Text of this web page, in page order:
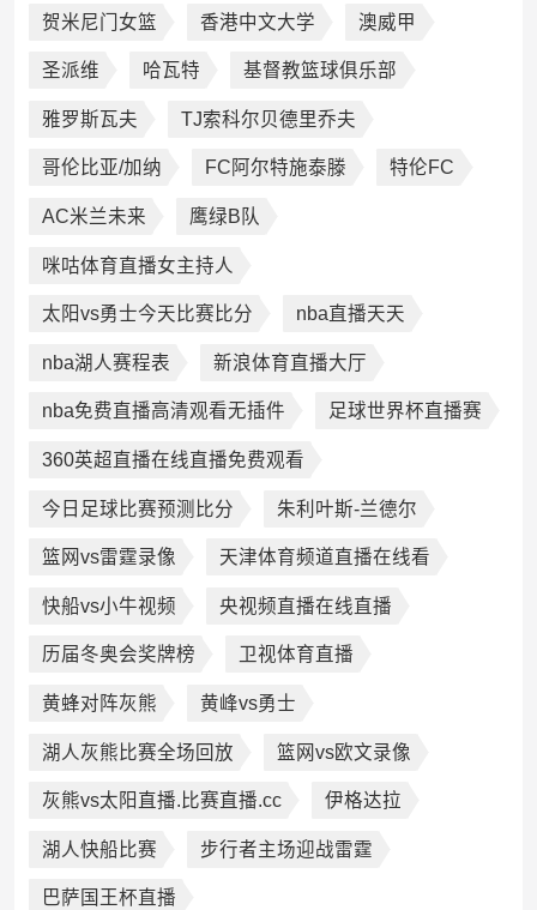
贺米尼门女篮 香港中文大学 澳威甲
圣派维 哈瓦特 基督教篮球俱乐部
雅罗斯瓦夫 TJ索科尔贝德里乔夫
哥伦比亚/加纳 FC阿尔特施泰滕 特伦FC
AC米兰未来 鹰绿B队
咪咕体育直播女主持人
太阳vs勇士今天比赛比分 nba直播天天
nba湖人赛程表 新浪体育直播大厅
nba免费直播高清观看无插件 足球世界杯直播赛
360英超直播在线直播免费观看
今日足球比赛预测比分 朱利叶斯-兰德尔
篮网vs雷霆录像 天津体育频道直播在线看
快船vs小牛视频 央视频直播在线直播
历届冬奥会奖牌榜 卫视体育直播
黄蜂对阵灰熊 黄峰vs勇士
湖人灰熊比赛全场回放 篮网vs欧文录像
灰熊vs太阳直播.比赛直播.cc 伊格达拉
湖人快船比赛 步行者主场迎战雷霆
巴萨国王杯直播